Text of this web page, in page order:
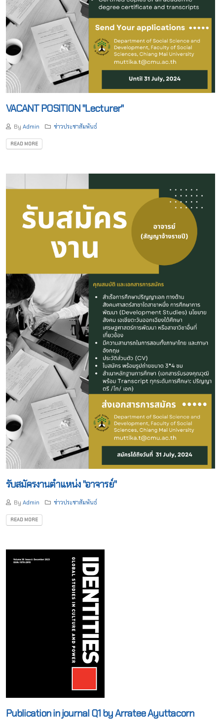
VACANT POSITION "Lecturer"
By Admin ข่าวประชาสัมพันธ์
READ MORE
รับสมัครงานตำแหน่ง "อาจารย์"
By Admin ข่าวประชาสัมพันธ์
READ MORE
Publication in journal Q1 by Arratee Ayuttacorn